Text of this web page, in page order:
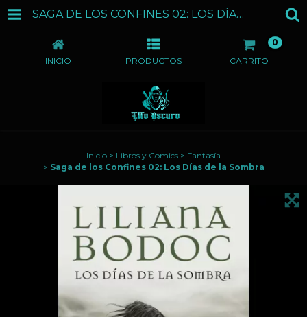
SAGA DE LOS CONFINES 02: LOS DÍAS DE LA SOMBRA
INICIO PRODUCTOS CARRITO
0
Inicio > Libros y Comics > Fantasía
> Saga de los Confines 02: Los Días de la Sombra